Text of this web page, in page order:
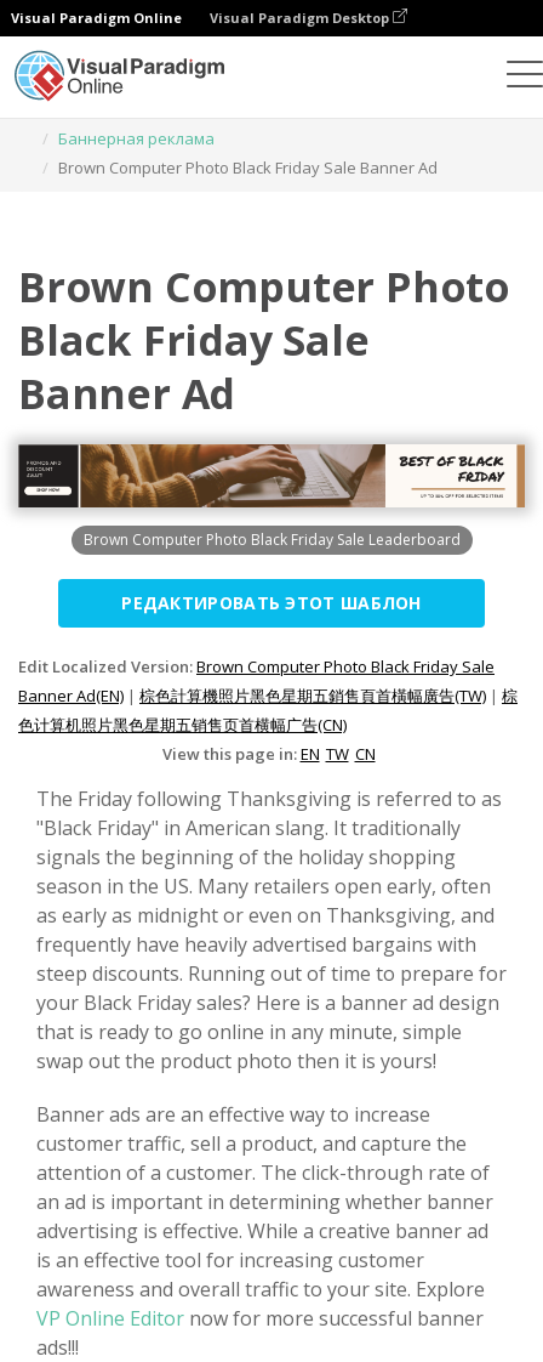
Visual Paradigm Online Visual Paradigm Desktop
Баннерная реклама
Brown Computer Photo Black Friday Sale Banner Ad
Brown Computer Photo
Black Friday Sale
Banner Ad
Brown Computer Photo Black Friday Sale Leaderboard
РЕДАКТИРОВАТЬ ЭТОТ ШАБЛОН
Edit Localized Version:Brown Computer Photo Black Friday Sale
Banner Ad(EN) | 棕色計算機照片黑色星期五銷售頁首橫幅廣告(TW) | 棕
色计算机照片黑色星期五销售页首横幅广告(CN)
View this page in:EN TW CN
The Friday following Thanksgiving is referred to as
"Black Friday" in American slang. It traditionally
signals the beginning of the holiday shopping
season in the US. Many retailers open early, often
as early as midnight or even on Thanksgiving, and
frequently have heavily advertised bargains with
steep discounts. Running out of time to prepare for
your Black Friday sales? Here is a banner ad design
that is ready to go online in any minute, simple
swap out the product photo then it is yours!
Banner ads are an effective way to increase
customer traffic, sell a product, and capture the
attention of a customer. The click-through rate of
an ad is important in determining whether banner
advertising is effective. While a creative banner ad
is an effective tool for increasing customer
awareness and overall traffic to your site. Explore
VP Online Editor now for more successful banner
ads!!!